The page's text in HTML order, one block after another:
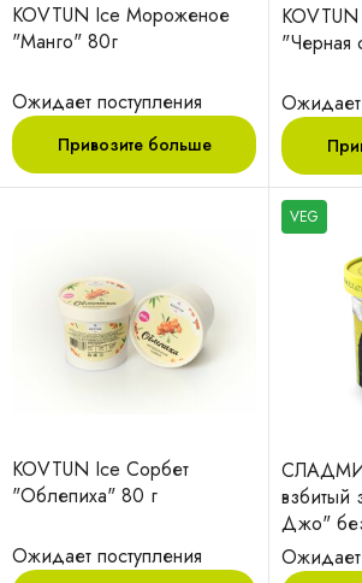
KOVTUN Ice Мороженое
"Манго" 80г
Ожидает поступления
Привозите больше
"Черная
Ожидает
KOVTUN Ice Сорбет
"Облепиха" 80 г
Ожидает поступления
VEG
Джо"
Ожидает